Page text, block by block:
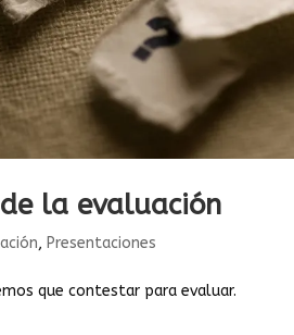
la evaluación
, Presentaciones
que contestar para evaluar.